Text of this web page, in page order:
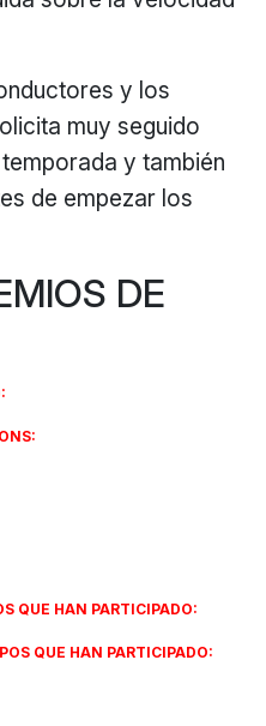
y los
muy seguido
y también
de empezar los
DE
QUE HAN PARTICIPADO:
QUE HAN PARTICIPADO: